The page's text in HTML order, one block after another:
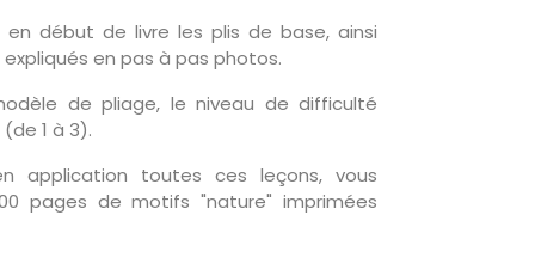
en début de livre les plis de base, ainsi
expliqués en pas à pas photos.
de pliage, le niveau de difficulté
1 à 3).
application toutes ces leçons, vous
pages de motifs "nature" imprimées